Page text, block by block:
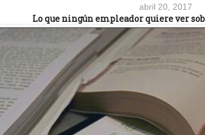
abril 20, 2017
Lo que ningún empleador quiere ver